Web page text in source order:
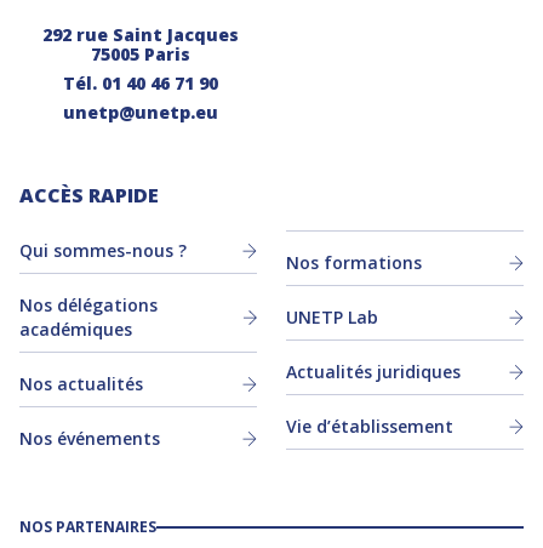
292 rue Saint Jacques
75005 Paris
Tél. 01 40 46 71 90
unetp@unetp.eu
ACCÈS RAPIDE
Qui sommes-nous ?
Nos délégations
académiques
Nos actualités
Nos événements
Nos formations
UNETP Lab
Actualités juridiques
Vie d’établissement
NOS PARTENAIRES